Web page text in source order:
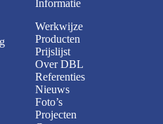
Informatie
Werkwijze
Producten
Prijslijst
Over DBL
Referenties
Nieuws
Foto’s
Projecten